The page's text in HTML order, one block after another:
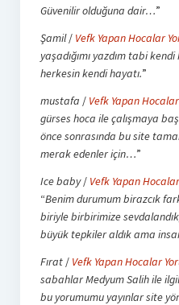
Güvenilir olduğuna dair…”
Şamil/ Vefk Yapan Hocalar
yaşadığımı yazdım tabi kendi
herkesin kendi hayatı.”
mustafa / Vefk Yapan
gürses hoca ile çalışmaya
önce sonrasında bu site
merak edenler için…”
Ice baby/ Vefk Yapan
“Benim durumum birazcık
biriyle birbirimize
büyük tepkiler aldık ama
Fırat/ Vefk Yapan Hocalar
sabahlar Medyum Salih ile
bu yorumumu yayınlar site